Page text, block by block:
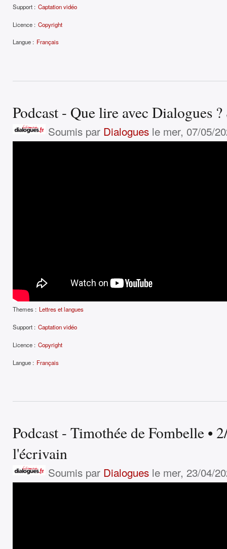
Support : Captation vidéo
Licence : Copyright
Langue : Français
Podcast - Que lire avec Dialogues
Soumis par Dialoguesle mer, 07/05/
Themes : Lettres et langues
Support : Captation vidéo
Licence : Copyright
Langue : Français
Podcast - Timothée de Fombelle •
l'écrivain
Soumis par Dialoguesle mer, 23/04/